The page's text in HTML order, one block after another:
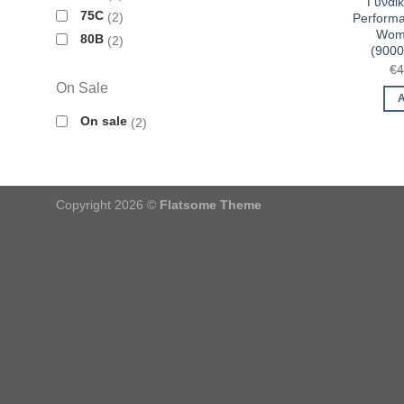
75C
2
80B
2
On Sale
On sale 2
€
Copyright 2026 © Flatsome Theme